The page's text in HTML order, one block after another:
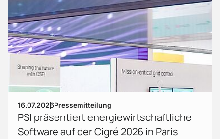
16.07.2026Pressemitteilung
PSI präsentiert energiewirtschaftliche
Software auf der Cigré 2026 in Paris